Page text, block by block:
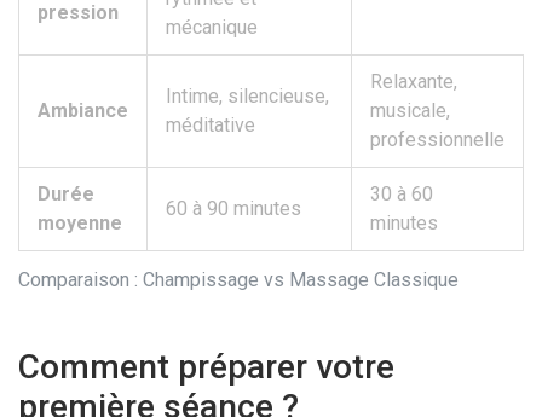
Comparaison : Champissage vs Massage Classique
pression
mécanique
Ambiance
Intime, silencieuse,
méditative
Relaxante,
musicale,
professionnelle
Durée
moyenne
60 à 90 minutes
30 à 60
minutes
Comment préparer votre
première séance ?